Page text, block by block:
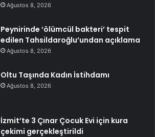
Ağustos 8, 2026
Peynirinde ‘ölümcül bakteri’ tespit
edilen Tahsildaroğlu’undan açıklama
Ağustos 8, 2026
Oltu Taşında Kadın İstihdamı
Ağustos 8, 2026
İzmit’te 3 Çınar Çocuk Evi için kura
çekimi gerçekleştirildi